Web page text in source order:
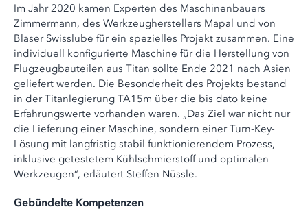
Im Jahr 2020 kamen Experten des Maschinenbauers
Zimmermann, des Werkzeugherstellers Mapal und von
Blaser Swisslube für ein spezielles Projekt zusammen. Eine
individuell konfigurierte Maschine für die Herstellung von
Flugzeugbauteilen aus Titan sollte Ende 2021 nach Asien
geliefert werden. Die Besonderheit des Projekts bestand
in der Titanlegierung TA15m über die bis dato keine
Erfahrungswerte vorhanden waren. „Das Ziel war nicht nur
die Lieferung einer Maschine, sondern einer Turn-Key-
Lösung mit langfristig stabil funktionierendem Prozess,
inklusive getestetem Kühlschmierstoff und optimalen
Werkzeugen“, erläutert Steffen Nüssle.
Gebündelte Kompetenzen